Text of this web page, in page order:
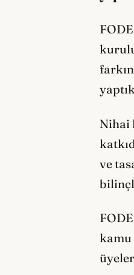
Nihai
ve
kamu